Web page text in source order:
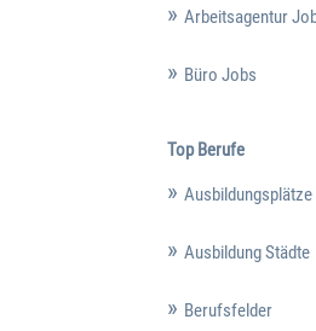
Arbeitsagentur
Büro Jobs
Top Berufe
Ausbildungsplätze
Ausbildung Städte
Berufsfelder